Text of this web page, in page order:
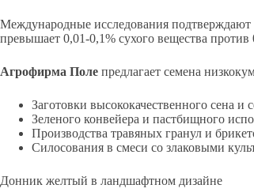
Международные исследования
превышает 0,01-0,1% сухого вещества
Агрофирма Поле предлагает семена
Заготовки высококачественного сена и
Зеленого конвейера и пастбищного
Производства травяных гранул и
Силосования в смеси со злаковыми
Донник желтый в ландшафтном дизайне